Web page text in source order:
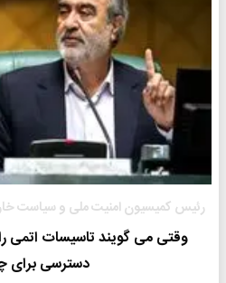
رئیس کمیسیون امنیت ملی و سیاست
وقتی می گویند تاسیسات اتمی
دسترسی